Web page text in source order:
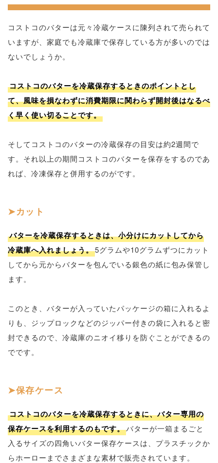
コストコのバターは元々冷蔵ケースに陳列されて売られて
いますが、家庭でも冷蔵庫で保存している方が多いのでは
ないでしょうか。
コストコのバターを冷蔵保存するときのポイントとし
て、風味を損なわずに消費期限に関わらず開封後はなるべ
く早く使い切ることです。
そしてコストコのバターの冷蔵保存の目安は約2週間で
す。それ以上の期間コストコのバターを保存をするのであ
れば、冷凍保存と併用するのがです。
カット
バターを冷蔵保存するときは、小分けにカットしてから
冷蔵庫へ入れましょう。5グラムや10グラムずつにカット
してから元からバターを包んでいる銀色の紙に包み保管し
ます。
このとき、バターが入っていたパッケージの箱に入れるよ
りも、ジップロックなどのジッパー付きの袋に入れると密
封できるので、冷蔵庫のニオイ移りを防ぐことができるの
でです。
保存ケース
コストコのバターを冷蔵保存するときに、バター専用の
保存ケースを利用するのもです。バターが一箱まるごと
入るサイズの四角いバター保存ケースは、プラスチックか
らホーローまでさまざまな素材で販売されています。